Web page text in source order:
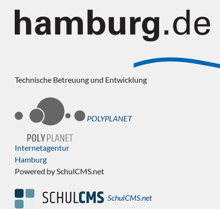
Technische Betreuung und Entwicklung
POLYPLANET
Internetagentur
Hamburg
Powered by SchulCMS.net
SchulCMS.net